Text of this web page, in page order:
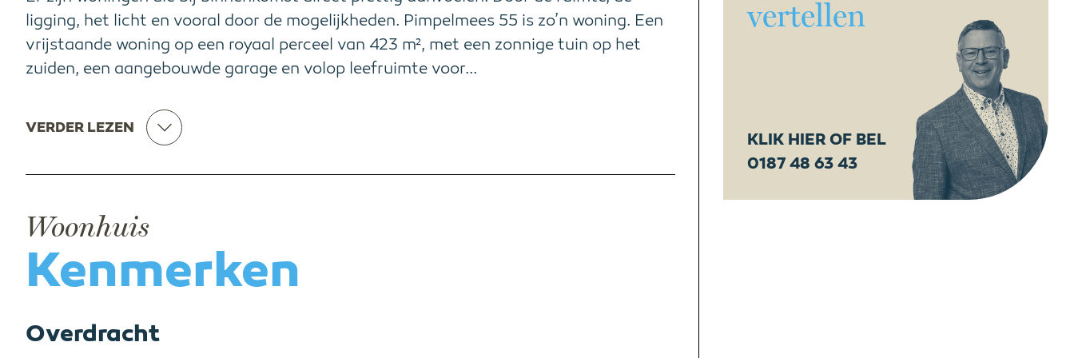
ligging, het licht en vooral door de mogelijkheden. Pimpelmees 55 is zo’n woning. Een
vrijstaande woning op een royaal perceel van 423 m², met een zonnige tuin op het
zuiden, een aangebouwde garage en volop leefruimte voor...
VERDER LEZEN
Woonhuis
Kenmerken
Overdracht
vertellen
KLIK HIER OF BEL
0187 48 63 43